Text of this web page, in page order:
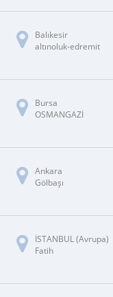
Balıkesir
altınoluk-edremit
Bursa
OSMANGAZİ
Ankara
Gölbaşı
İSTANBUL (Avrupa)
Fatih